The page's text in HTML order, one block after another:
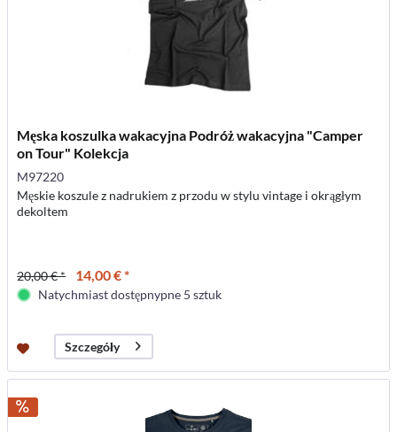
Męska koszulka wakacyjna Podróż wakacyjna "Camper
on Tour" Kolekcja
M97220
Męskie koszule z nadrukiem z przodu w stylu vintage i okrągłym
dekoltem
20,00 € * 14,00 € *
Natychmiast dostępnypne 5 sztuk
Szczegóły